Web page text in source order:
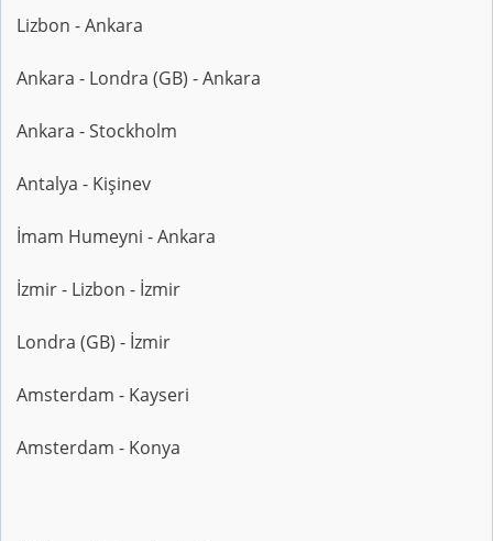
Lizbon - Ankara
Ankara - Londra (GB) - Ankara
Ankara - Stockholm
Antalya - Kişinev
İmam Humeyni - Ankara
İzmir - Lizbon - İzmir
Londra (GB) - İzmir
Amsterdam - Kayseri
Amsterdam - Konya